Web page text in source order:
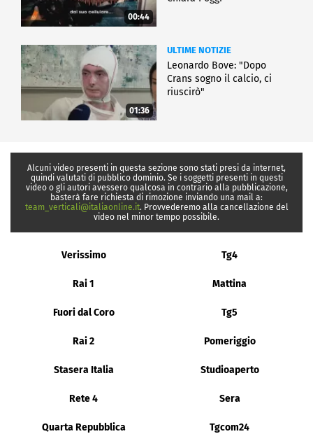
00:44
01:36
ULTIME NOTIZIE
Leonardo Bove: "Dopo
Crans sogno il calcio, ci
riuscirò"
Alcuni video presenti in questa sezione sono stati presi da internet,
quindi valutati di pubblico dominio. Se i soggetti presenti in questi
video o gli autori avessero qualcosa in contrario alla pubblicazione,
basterà fare richiesta di rimozione inviando una mail a:
team_verticali@italiaonline.it. Provvederemo alla cancellazione del
video nel minor tempo possibile.
Verissimo Tg4
Rai 1 Mattina
Fuori dal Coro Tg5
Rai 2 Pomeriggio
Stasera Italia Studioaperto
Rete 4 Sera
Quarta Repubblica Tgcom24